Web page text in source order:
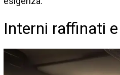
Interni raffinati